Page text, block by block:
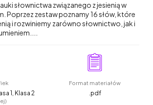
słownictwa związanego z jesienią w
Poprzez zestaw poznamy 16 słów, które
i rozwiniemy zarówno słownictwo, jak i
1, Klasa 2
Format materiałów
.pdf